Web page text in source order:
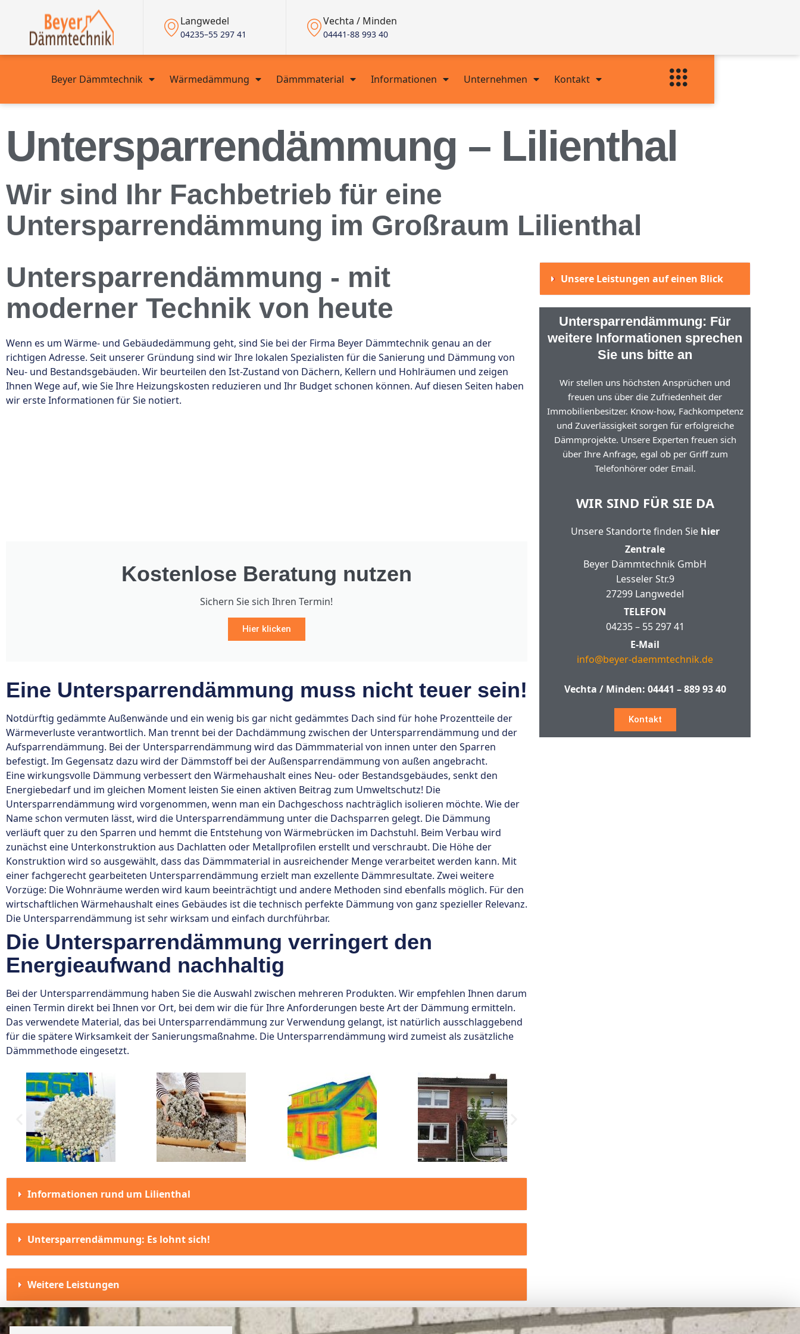
Langwedel
04235–55 297 41
Vechta / Minden
04441-88 993 40
Beyer Dämmtechnik Wärmedämmung Dämmmaterial Informationen Unternehmen Kontakt
Untersparrendämmung – Lilienthal
Wir sind Ihr Fachbetrieb für eine
Untersparrendämmung im Großraum Lilienthal
Untersparrendämmung - mit
moderner Technik von heute
Wenn es um Wärme- und Gebäudedämmung geht, sind Sie bei der Firma Beyer Dämmtechnik genau an der
richtigen Adresse. Seit unserer Gründung sind wir Ihre lokalen Spezialisten für die Sanierung und Dämmung von
Neu- und Bestandsgebäuden. Wir beurteilen den Ist-Zustand von Dächern, Kellern und Hohlräumen und zeigen
Ihnen Wege auf, wie Sie Ihre Heizungskosten reduzieren und Ihr Budget schonen können. Auf diesen Seiten haben
wir erste Informationen für Sie notiert.
Kostenlose Beratung nutzen
Sichern Sie sich Ihren Termin!
Hier klicken
Eine Untersparrendämmung muss nicht teuer sein!
Notdürftig gedämmte Außenwände und ein wenig bis gar nicht gedämmtes Dach sind für hohe Prozentteile der
Wärmeverluste verantwortlich. Man trennt bei der Dachdämmung zwischen der Untersparrendämmung und der
Aufsparrendämmung. Bei der Untersparrendämmung wird das Dämmmaterial von innen unter den Sparren
befestigt. Im Gegensatz dazu wird der Dämmstoff bei der Außensparrendämmung von außen angebracht.
Eine wirkungsvolle Dämmung verbessert den Wärmehaushalt eines Neu- oder Bestandsgebäudes, senkt den
Energiebedarf und im gleichen Moment leisten Sie einen aktiven Beitrag zum Umweltschutz! Die
Untersparrendämmung wird vorgenommen, wenn man ein Dachgeschoss nachträglich isolieren möchte. Wie der
Name schon vermuten lässt, wird die Untersparrendämmung unter die Dachsparren gelegt. Die Dämmung
verläuft quer zu den Sparren und hemmt die Entstehung von Wärmebrücken im Dachstuhl. Beim Verbau wird
zunächst eine Unterkonstruktion aus Dachlatten oder Metallprofilen erstellt und verschraubt. Die Höhe der
Konstruktion wird so ausgewählt, dass das Dämmmaterial in ausreichender Menge verarbeitet werden kann. Mit
einer fachgerecht gearbeiteten Untersparrendämmung erzielt man exzellente Dämmresultate. Zwei weitere
Vorzüge: Die Wohnräume werden wird kaum beeinträchtigt und andere Methoden sind ebenfalls möglich. Für den
wirtschaftlichen Wärmehaushalt eines Gebäudes ist die technisch perfekte Dämmung von ganz spezieller Relevanz.
Die Untersparrendämmung ist sehr wirksam und einfach durchführbar.
Die Untersparrendämmung verringert den
Energieaufwand nachhaltig
Bei der Untersparrendämmung haben Sie die Auswahl zwischen mehreren Produkten. Wir empfehlen Ihnen darum
einen Termin direkt bei Ihnen vor Ort, bei dem wir die für Ihre Anforderungen beste Art der Dämmung ermitteln.
Das verwendete Material, das bei Untersparrendämmung zur Verwendung gelangt, ist natürlich ausschlaggebend
für die spätere Wirksamkeit der Sanierungsmaßnahme. Die Untersparrendämmung wird zumeist als zusätzliche
Dämmmethode eingesetzt.
Informationen rund um Lilienthal
Untersparrendämmung: Es lohnt sich!
Weitere Leistungen
Unsere Leistungen auf einen Blick
Untersparrendämmung: Für
weitere Informationen sprechen
Sie uns bitte an
Wir stellen uns höchsten Ansprüchen und
freuen uns über die Zufriedenheit der
Immobilienbesitzer. Know-how, Fachkompetenz
und Zuverlässigkeit sorgen für erfolgreiche
Dämmprojekte. Unsere Experten freuen sich
über Ihre Anfrage, egal ob per Griff zum
Telefonhörer oder Email.
WIR SIND FÜR SIE DA
Unsere Standorte finden Sie hier
Zentrale
Beyer Dämmtechnik GmbH
Lesseler Str.9
27299 Langwedel
TELEFON
04235 – 55 297 41
E-Mail
info@beyer-daemmtechnik.de
Vechta / Minden: 04441 – 889 93 40
Kontakt